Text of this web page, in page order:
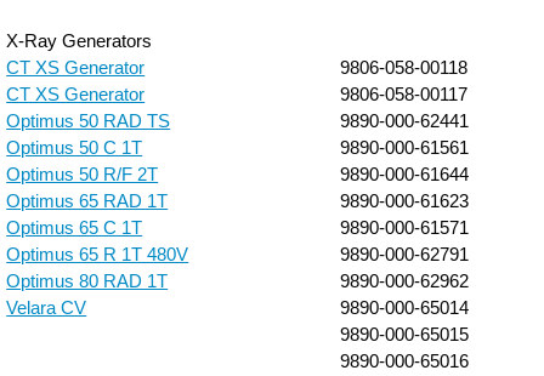
X-Ray Generators
CT XS Generator
9806-058-00118
CT XS Generator
9806-058-00117
Optimus 50 RAD TS
9890-000-62441
Optimus 50 C 1T
9890-000-61561
Optimus 50 R/F 2T
9890-000-61644
Optimus 65 RAD 1T
9890-000-61623
Optimus 65 C 1T
9890-000-61571
Optimus 65 R 1T 480V
9890-000-62791
Optimus 80 RAD 1T
9890-000-62962
Velara CV
9890-000-65014
9890-000-65015
9890-000-65016